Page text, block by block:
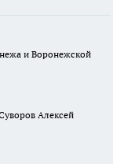
и Воронежской
Алексей